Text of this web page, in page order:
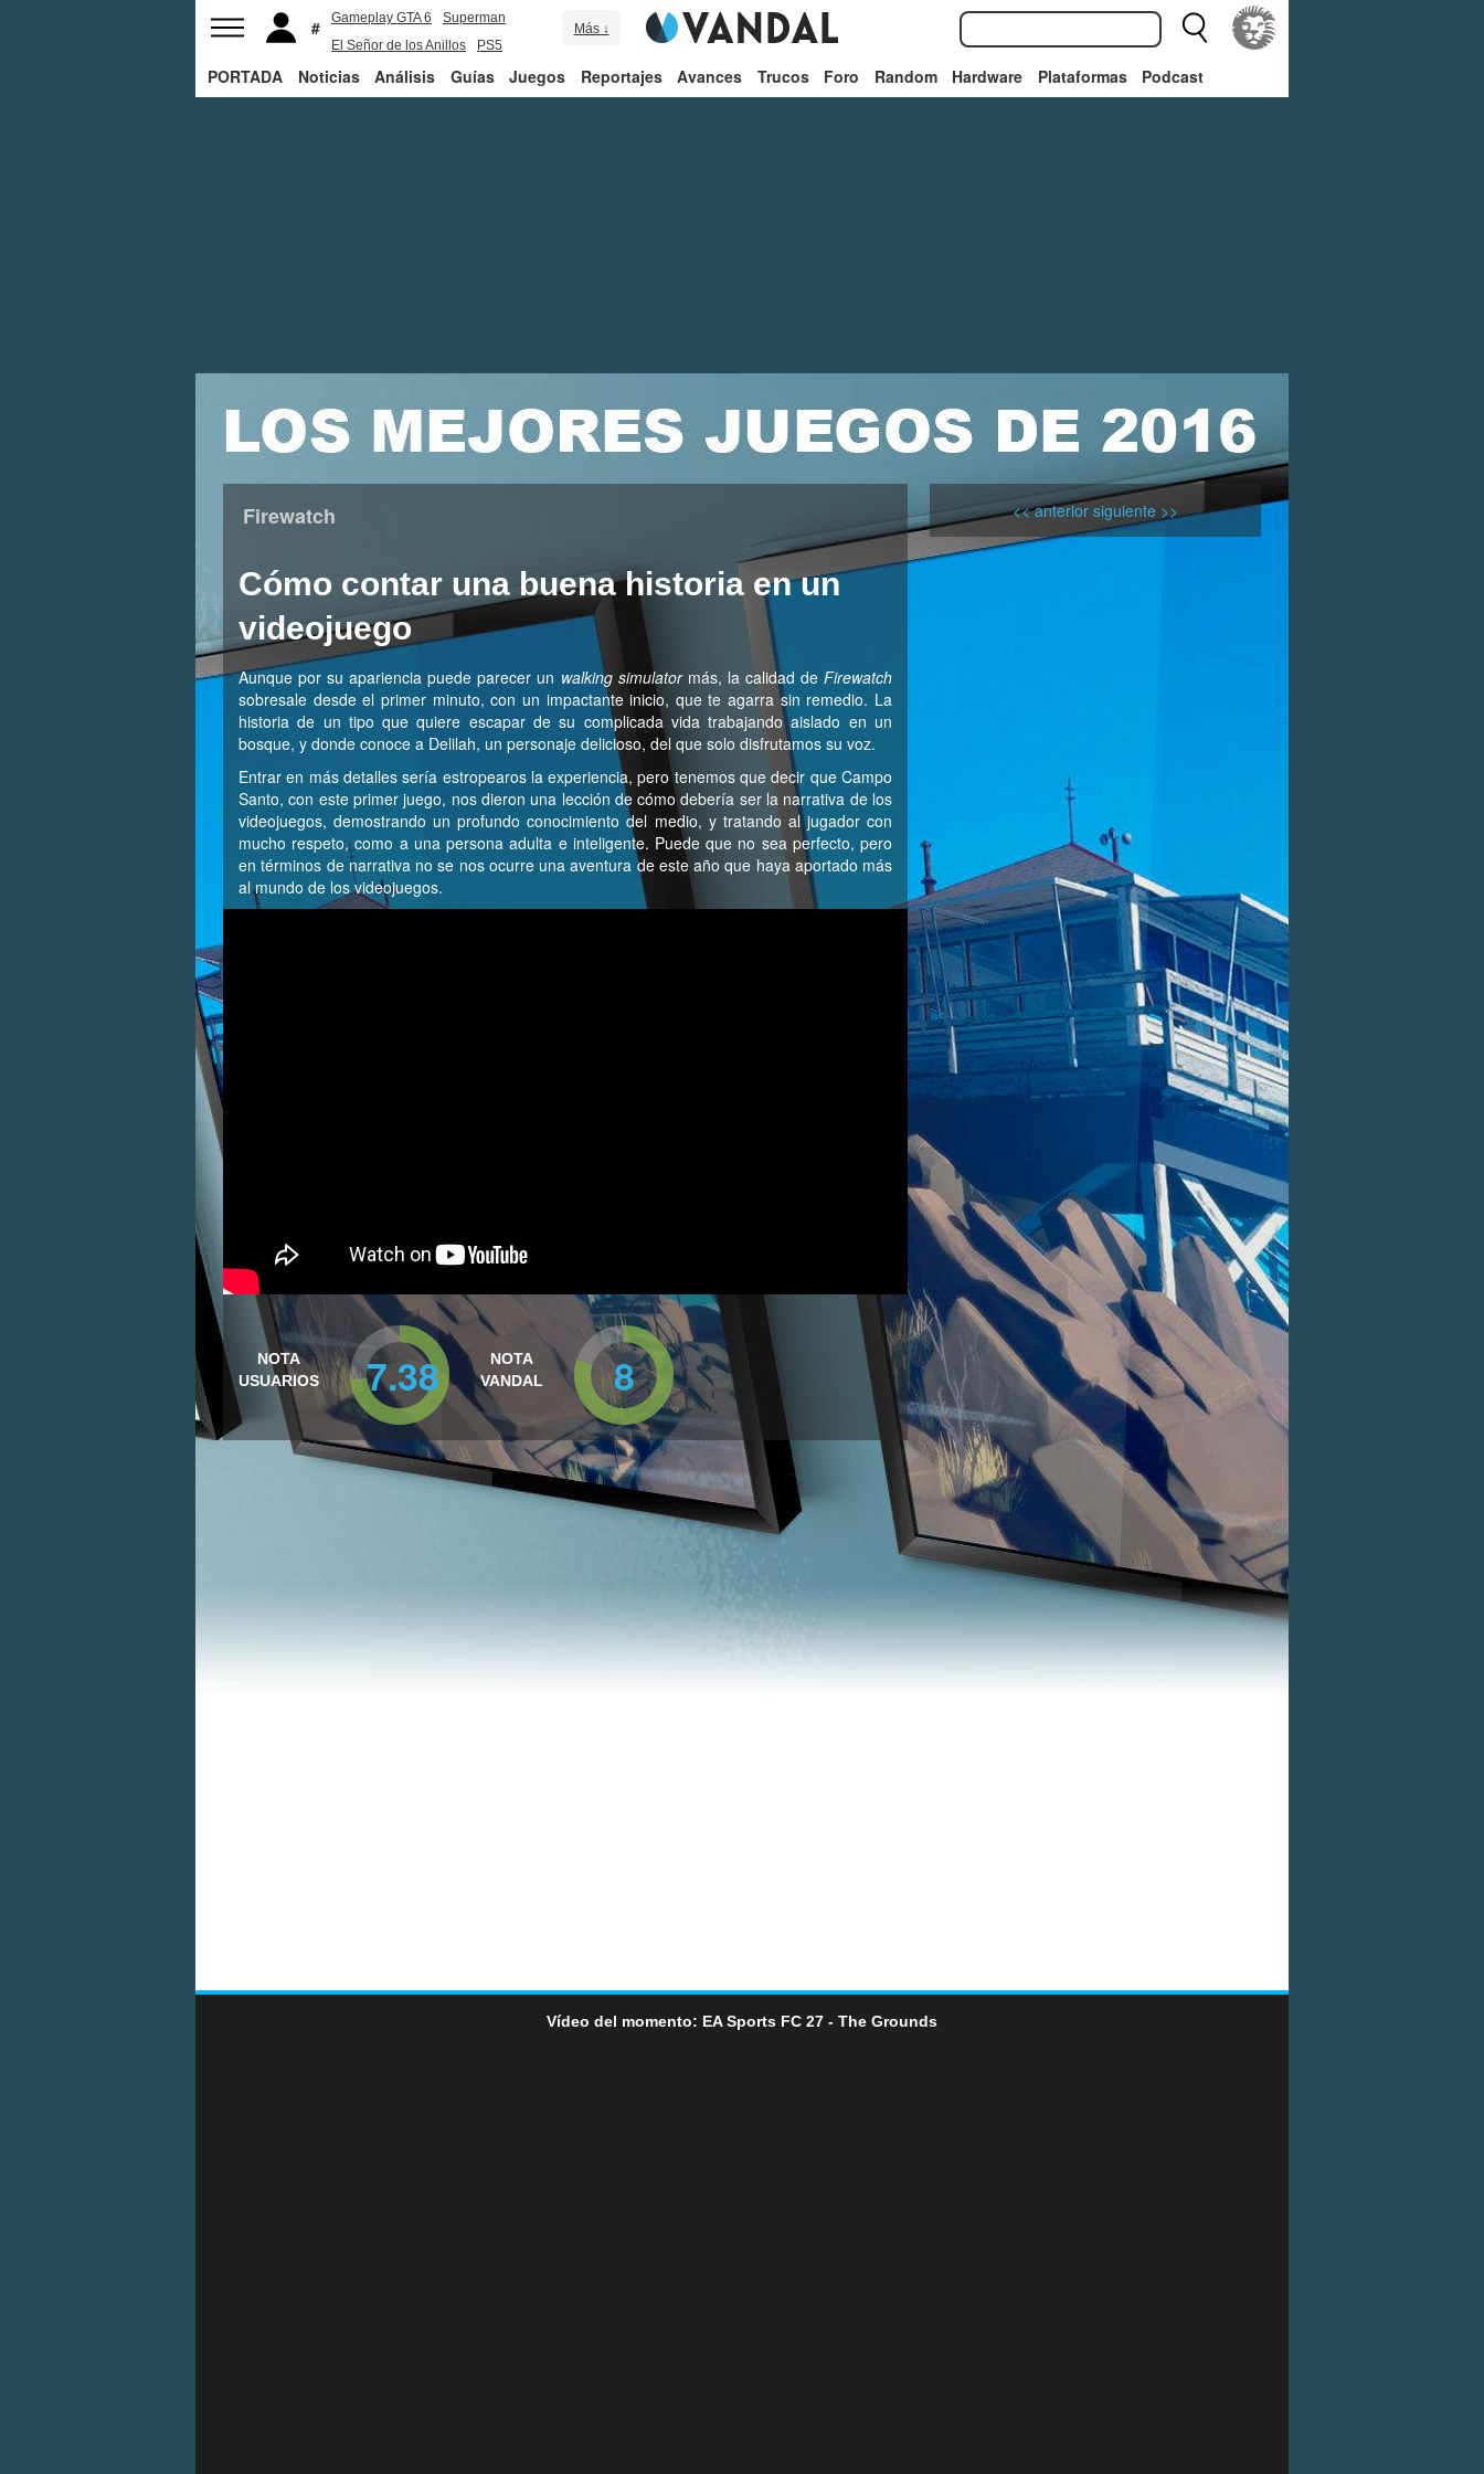
Gameplay GTA 6
Superman
El Señor de los Anillos
PS5
Más ↓
PORTADA Noticias Análisis Guías Juegos Reportajes Avances Trucos Foro Random Hardware Plataformas Podcast
Firewatch
Cómo contar una buena historia en un
videojuego
Aunque por su apariencia puede parecer un walking simulatormás, la calidad deFirewatch
sobresale desde el primer minuto, con un impactante inicio, que te agarra sin remedio. La
historia de un tipo que quiere escapar de su complicada vida trabajando aislado en un
bosque, y donde conoce a Delilah, un personaje delicioso, del que solo disfrutamos su voz.
Entrar en más detalles sería estropearos la experiencia, pero tenemos que decir que Campo
Santo, con este primer juego, nos dieron una lección de cómo debería ser la narrativa de los
videojuegos, demostrando un profundo conocimiento del medio, y tratando al jugador con
mucho respeto, como a una persona adulta e inteligente. Puede que no sea perfecto, pero
en términos de narrativa no se nos ocurre una aventura de este año que haya aportado más
al mundo de los videojuegos.
NOTA
USUARIOS
7.38
NOTA
VANDAL
8
<< anterior siguiente >>
Vídeo del momento: EA Sports FC 27 - The Grounds